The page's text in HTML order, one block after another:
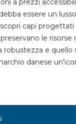
a prezzi
essere un
capi
le risorse
robustezza e
danese